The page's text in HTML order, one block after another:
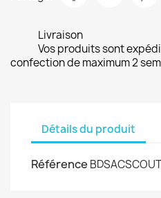
Livraison
Vos produits sont
confection de maximum 2
Détails du produit
Référence